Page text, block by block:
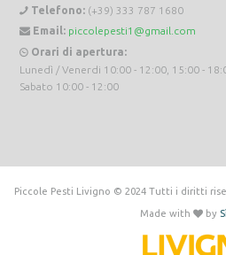
Telefono: (+39) 333 787 1680
Email: piccolepesti1@gmail.com
Orari di apertura:
Lunedì / Venerdi 10:00 - 12:00, 15:00 -
Sabato 10:00 - 12:00
Piccole Pesti Livigno © 2024 Tutti i diritti
Made with by